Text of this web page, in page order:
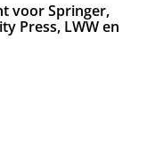
voor Springer,
Press, LWW en